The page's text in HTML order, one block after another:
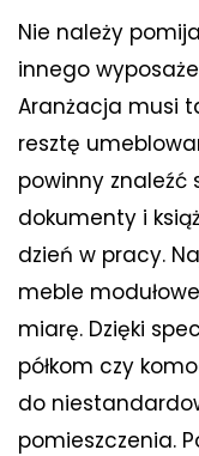
Nie należy
innego
Aranżacja musi
resztę
powinny znaleźć
dokumenty i
dzień w pracy.
meble
miarę. Dzięki
półkom czy
do
pomieszczenia.